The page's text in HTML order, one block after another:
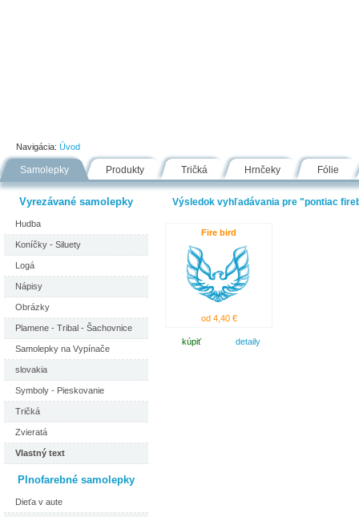
Navigácia: Úvod
Samolepky Produkty Tričká Hrnčeky Fólie
Vyrezávané samolepky
Hudba
Koníčky - Siluety
Logá
Nápisy
Obrázky
Plamene - Tribal - Šachovnice
Samolepky na Vypínače
slovakia
Symboly - Pieskovanie
Tričká
Zvieratá
Vlastný text
Plnofarebné samolepky
Dieťa v aute
Výsledok vyhľadávania pre "pontiac
Fire bird
od 4,40 €
kúpiť detaily